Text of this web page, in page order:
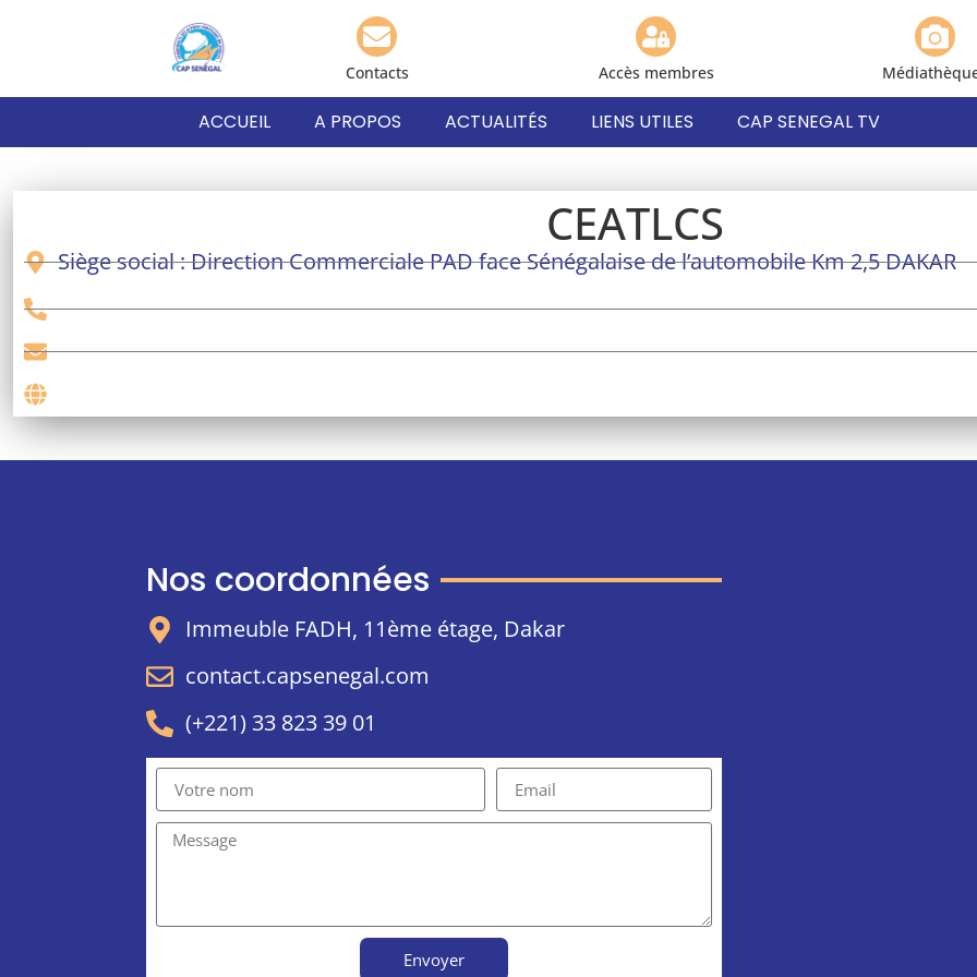
Contacts Accès membres
ACCUEIL A PROPOS ACTUALITÉS LIENS UTILES CAP SENEGAL TV
CEATLCS
Siège social : Direction Commerciale PAD face Sénégalaise de l’automobile Km 2,5 DAKAR
Nos coordonnées
Immeuble FADH, 11ème étage, Dakar
contact.capsenegal.com
(+221) 33 823 39 01
Envoyer